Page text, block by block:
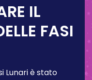
IL
FASI
Lunari è stato